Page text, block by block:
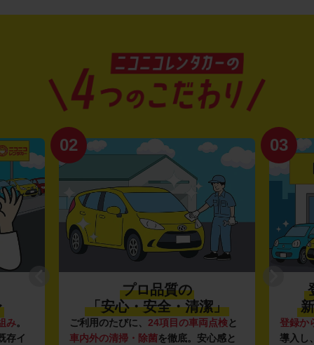
み。
存イ
02
プロ品質の
「安心・安全・清潔」
ご利用のたびに、 24項目の車両点検と
車内外の清掃・除菌を徹底。安心感と
03
登録か
導入し